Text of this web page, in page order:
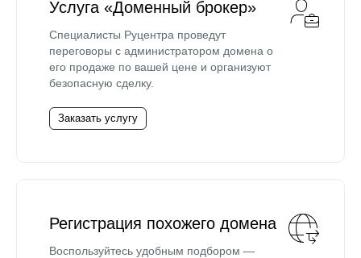
Услуга «Доменный брокер»
Специалисты Руцентра проведут
переговоры с администратором домена о
его продаже по вашей цене и организуют
безопасную сделку.
Заказать услугу
Регистрация похожего домена
Воспользуйтесь удобным подбором —